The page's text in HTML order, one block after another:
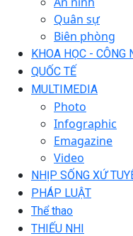
Quân sự
Biên phòng
KHOA HỌC - CÔNG
QUỐC TẾ
MULTIMEDIA
Photo
Infographic
Emagazine
Video
NHỊP SỐNG XỨ
PHÁP LUẬT
Thể thao
THIẾU NHI